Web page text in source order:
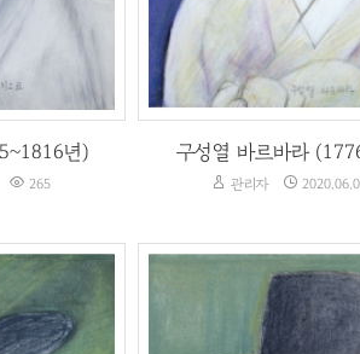
년)
265
구성열 바르바라
관리자